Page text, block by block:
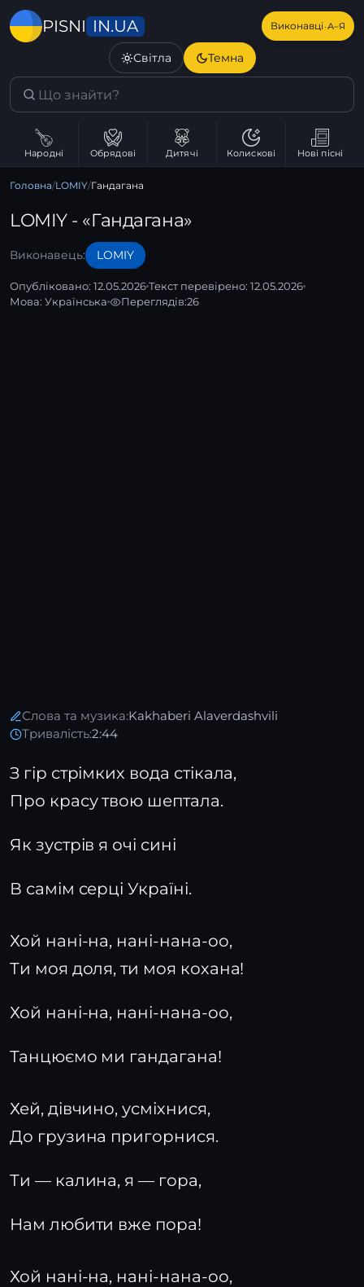
PISNI IN.UA Виконавці·А–Я
Світла Темна
Народні Обрядові Дитячі Колискові Нові пісні
Головна/LOMIY/Гандагана
LOMIY - «Гандагана»
Виконавець: LOMIY
Опубліковано: 12.05.2026Текст перевірено: 12.05.2026
Мова: Українська Переглядів:26
Слова та музика:Kakhaberi Alaverdashvili
Тривалість:2:44
З гір стрімких вода стікала,
Про красу твою шептала.
Як зустрів я очі сині
В самім серці Україні.
Хой нані-на, нані-нана-оо,
Ти моя доля, ти моя кохана!
Хой нані-на, нані-нана-оо,
Танцюємо ми гандагана!
Хей, дівчино, усміхнися,
До грузина пригорнися.
Ти — калина, я — гора,
Нам любити вже пора!
Хой нані-на, нані-нана-оо,